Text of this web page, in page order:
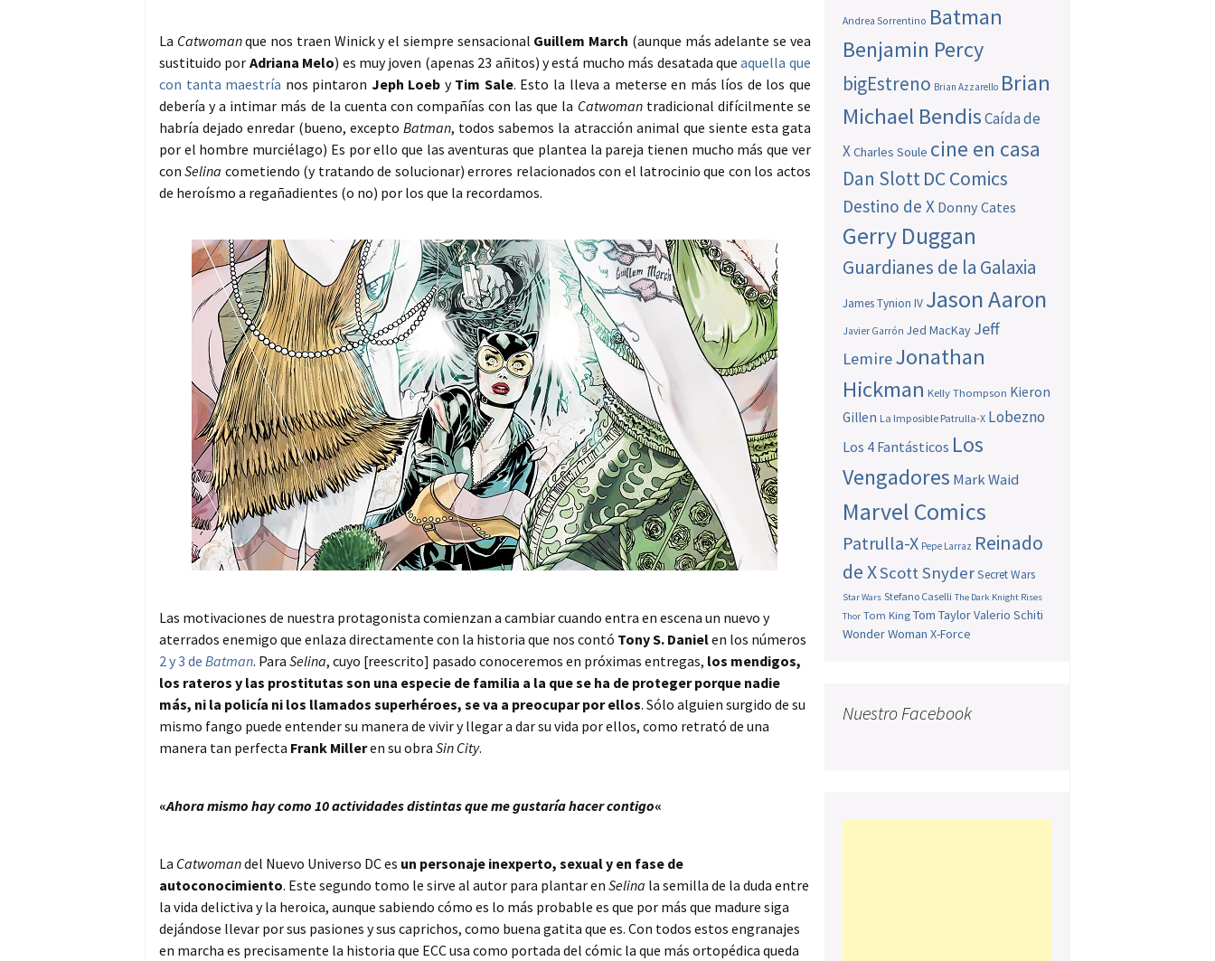
La Catwomanque nos traen Winick y el siempre sensacional Guillem March (aunque más adelante se vea
sustituido por Adriana Melo) es muy joven (apenas 23 añitos) y está mucho más desatada queaquella que
con tanta maestría nos pintaron Jeph Loeb y Tim Sale. Esto la lleva a meterse en más líos de los que
debería y a intimar más de la cuenta con compañías con las que la Catwomantradicional difícilmente se
habría dejado enredar (bueno, exceptoBatman, todos sabemos la atracción animal que siente esta gata
por el hombre murciélago) Es por ello que las aventuras que plantea la pareja tienen mucho más que ver
conSelina cometiendo (y tratando de solucionar) errores relacionados con el latrocinio que con los actos
de heroísmo a regañadientes (o no) por los que la recordamos.
Las motivaciones de nuestra protagonista comienzan a cambiar cuando entra en escena un nuevo y
aterrados enemigo que enlaza directamente con la historia que nos contó Tony S. Danielen los números
2 y 3 de Batman. Para Selina, cuyo [reescrito] pasado conoceremos en próximas entregas, los mendigos,
los rateros y las prostitutas son una especie de familia a la que se ha de proteger porque nadie
más, ni la policía ni los llamados superhéroes, se va a preocupar por ellos. Sólo alguien surgido de su
mismo fango puede entender su manera de vivir y llegar a dar su vida por ellos, como retrató de una
manera tan perfecta Frank Milleren su obra Sin City.
«Ahora mismo hay como 10 actividades distintas que me gustaría hacer contigo«
La Catwomandel Nuevo Universo DC es un personaje inexperto, sexual y en fase de
autoconocimiento. Este segundo tomo le sirve al autor para plantar en Selina la semilla de la duda entre
la vida delictiva y la heroica, aunque sabiendo cómo es lo más probable es que por más que madure siga
dejándose llevar por sus pasiones y sus caprichos, como buena gatita que es. Con todos estos engranajes
en marcha es precisamente la historia que ECC usa como portada del cómic la que más ortopédica queda
Andrea Sorrentino Batman
Benjamin Percy
bigEstreno Brian Azzarello Brian
Michael BendisCaída de
XCharles Soule cine en casa
Dan SlottDC Comics
Destino de X Donny Cates
Gerry Duggan
Guardianes de la Galaxia
James Tynion IV Jason Aaron
Javier Garrón Jed MacKay Jeff
LemireJonathan
Hickman Kelly Thompson Kieron
Gillen La Imposible Patrulla-X Lobezno
Los 4 Fantásticos Los
Vengadores Mark Waid
Marvel Comics
Patrulla-X Pepe Larraz Reinado
de XScott SnyderSecret Wars
Star Wars Stefano Caselli The Dark Knight Rises
Thor Tom King Tom TaylorValerio Schiti
Wonder Woman X-Force
Nuestro Facebook